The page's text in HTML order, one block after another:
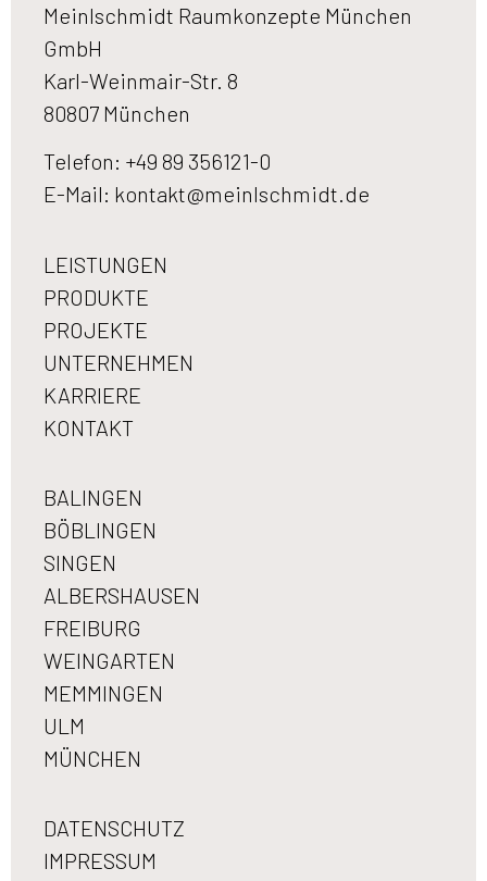
Meinlschmidt Raumkonzepte München
GmbH
Karl-Weinmair-Str. 8
80807 München
Telefon: +49 89 356121-0
E-Mail: kontakt@meinlschmidt.de
LEISTUNGEN
PRODUKTE
PROJEKTE
UNTERNEHMEN
KARRIERE
KONTAKT
BALINGEN
BÖBLINGEN
SINGEN
ALBERSHAUSEN
FREIBURG
WEINGARTEN
MEMMINGEN
ULM
MÜNCHEN
DATENSCHUTZ
IMPRESSUM